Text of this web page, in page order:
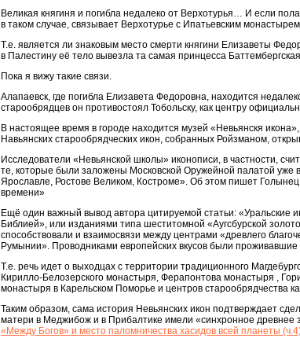
Великая княгиня и погибла недалеко от Верхотурья… И если
в таком случае, связывает Верхотурье с Ипатьевским
Т.е. является ли знаковым место смерти княгини Елизаветы
в Палестину её тело вывезла та самая принцесса
Пока я вижу такие связи.
Алапаевск, где погибла Елизавета Федоровна, находится
старообрядцев он противостоял Тобольску, как центру
В настоящее время в городе находится музей «Невьянскя
Навьянских старообрядческих икон, собранных Ройзманом,
Исследователи «Невьянской школы» иконописи, в частности,
те, которые были заложены Московской Оружейной палатой уже
Ярославле, Ростове Великом, Костроме». Об этом пишет Голынец
времени»
Ещё один важный вывод автора цитируемой статьи:
Библией», или изданиями типа шеститомной «Аугсбурской
способствовали и взаимосвязи между центрами «древлего
Румынии». Проводниками европейских вкусов были
Т.е. речь идет о выходцах с территории традиционного
Кирилло-Белозерского монастыря, Ферапонтова монастыря ,
монастыря в Карельском Поморье и центров старообрядчества
Таким образом, сама история Невьянских икон подтверждает
матери в Меджибож и в Прибалтике имели «синхронное древнее
«Между Богов» и место паломничества хасидов всей планеты